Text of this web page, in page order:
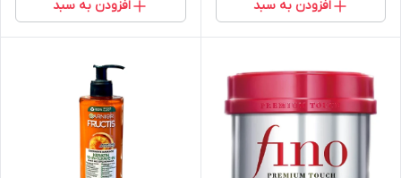
افزودن به سبد افزودن به سبد